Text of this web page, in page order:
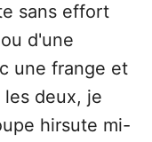
sans effort
d'une
une frange et
deux, je
hirsute mi-